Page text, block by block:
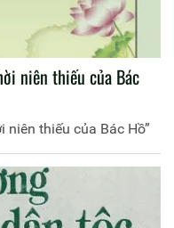
niên thiếu của Bác
niên thiếu của Bác Hồ”